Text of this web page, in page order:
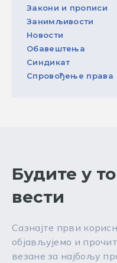
Закони и прописи
Занимљивости
Новости
Обавештења
Синдикат
Спровођење права
Будите у
вести
Сазнајте први
објављујемо и
везане за најбољу